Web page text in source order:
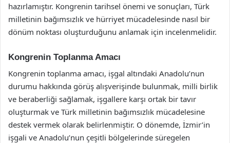
hazırlamıştır. Kongrenin tarihsel önemi ve sonuçları, Türk
milletinin bağımsızlık ve hürriyet mücadelesinde nasıl bir
dönüm noktası oluşturduğunu anlamak için incelenmelidir.
Kongrenin Toplanma Amacı
Kongrenin toplanma amacı, işgal altındaki Anadolu’nun
durumu hakkında görüş alışverişinde bulunmak, milli birlik
ve beraberliği sağlamak, işgallere karşı ortak bir tavır
oluşturmak ve Türk milletinin bağımsızlık mücadelesine
destek vermek olarak belirlenmiştir. O dönemde, İzmir’in
işgali ve Anadolu’nun çeşitli bölgelerinde süregelen